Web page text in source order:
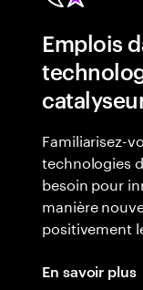
Emplois
Familiarisez-
technologies
besoin pour
manière
positivement
En savoir plus